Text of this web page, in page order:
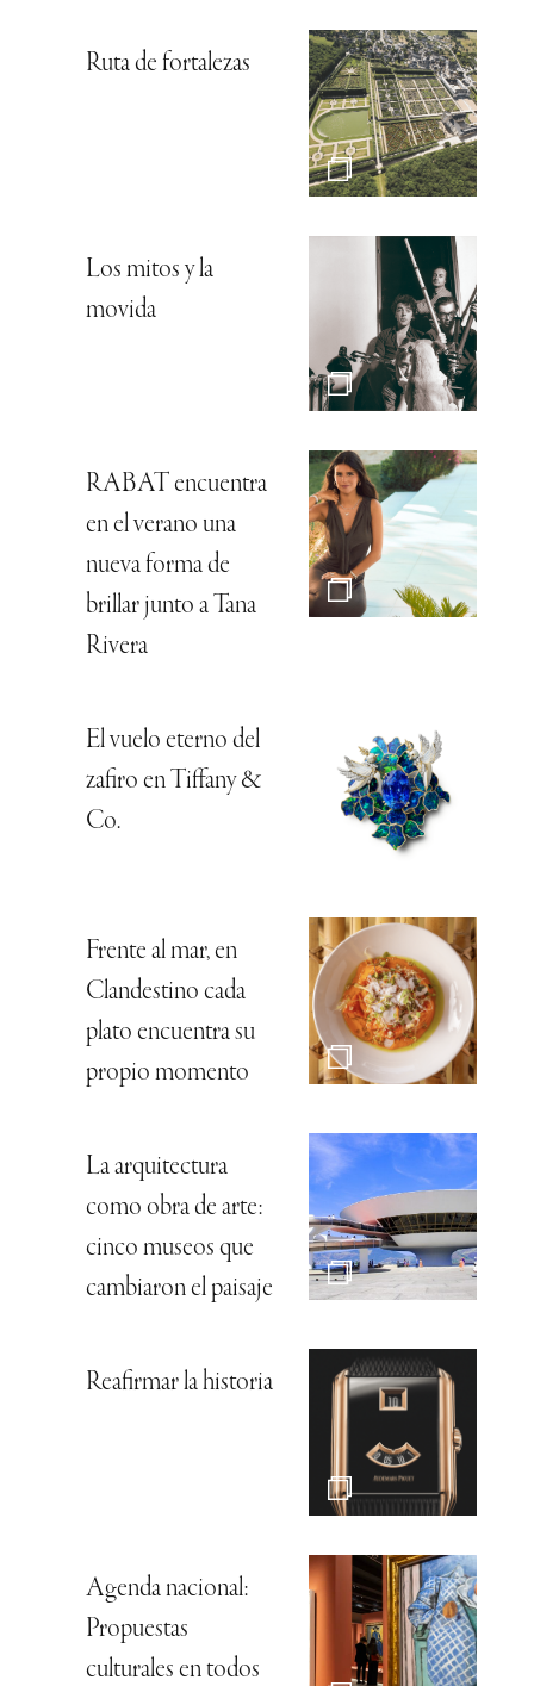
Ruta de fortalezas
Los mitos y la
movida
RABAT encuentra
en el verano una
nueva forma de
brillar junto a Tana
Rivera
El vuelo eterno del
zafiro en Tiffany &
Co.
Frente al mar, en
Clandestino cada
plato encuentra su
propio momento
La arquitectura
como obra de arte:
cinco museos que
cambiaron el paisaje
Reafirmar la historia
Agenda nacional:
Propuestas
culturales en todos